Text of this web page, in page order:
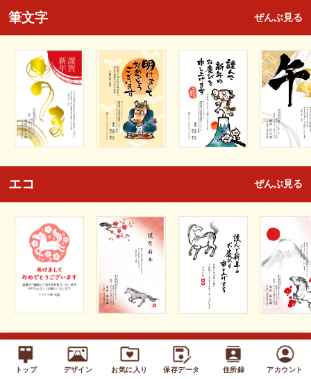
トップ デザイン お気に入り 保存データ 住所録 アカウント
筆文字 ぜんぶ見る
エコ ぜんぶ見る
キッズ ぜんぶ見る